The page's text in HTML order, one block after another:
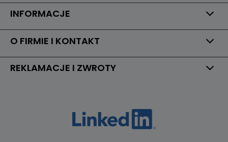
INFORMACJE
O FIRMIE I KONTAKT
REKLAMACJE I ZWROTY